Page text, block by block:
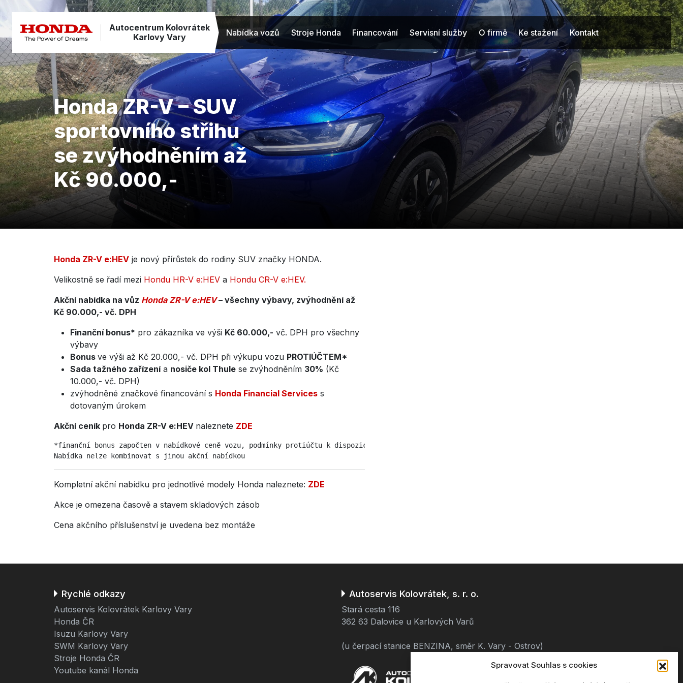
Spravovat Souhlas s cookies
Autocentrum Kolovrátek
Karlovy Vary
Nabídka vozů Stroje Honda Financování Servisní služby O firmě Ke stažení Kontakt
Honda ZR-V – SUV
sportovního střihu
se zvýhodněním až
Kč 90.000,-
Honda ZR-V e:HEV je nový přírůstek do rodiny SUV značky HONDA.
Velikostně se řadí mezi Hondu HR-V e:HEV a Hondu CR-V e:HEV.
Akční nabídka na vůz Honda ZR-V e:HEV– všechny výbavy, zvýhodnění až
Kč 90.000,- vč. DPH
Finanční bonus* pro zákazníka ve výši Kč 60.000,- vč. DPH pro všechny
výbavy
Bonus ve výši až Kč 20.000,- vč. DPH při výkupu vozu PROTIÚČTEM*
Sada tažného zařízenía nosiče kol Thule se zvýhodněním 30% (Kč
10.000,- vč. DPH)
zvýhodněné značkové financování s Honda Financial Services s
dotovaným úrokem
Akční ceník pro Honda ZR-V e:HEV naleznete ZDE
*finanční bonus započten v nabídkové ceně vozu, podmínky protiúčtu k dispozici u dealera,
Nabídka nelze kombinovat s jinou akční nabídkou
Kompletní akční nabídku pro jednotlivé modely Honda naleznete: ZDE
Akce je omezena časově a stavem skladových zásob
Cena akčního příslušenství je uvedena bez montáže
Rychlé odkazy
Autoservis Kolovrátek Karlovy Vary
Honda ČR
Isuzu Karlovy Vary
SWM Karlovy Vary
Stroje Honda ČR
Youtube kanál Honda
Autoservis Kolovrátek, s. r. o.
Stará cesta 116
362 63 Dalovice u Karlových Varů
(u čerpací stanice BENZINA, směr K. Vary - Ostrov)